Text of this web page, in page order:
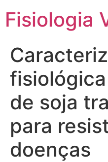
Fisiologia
de soja
para
doenças